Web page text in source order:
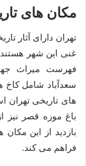
مکان های
تهران دارای آثار
غنی این شهر هستند.
فهرست میراث
سعدآباد شامل کاخ
های تاریخی تهران
باغ موزه قصر نیز
بازدید از این
فراهم می کند.